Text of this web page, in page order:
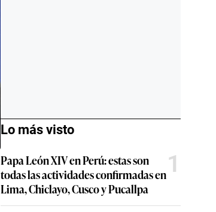
Lo más visto
Papa León XIV en Perú: estas son
todas las actividades confirmadas en
Lima, Chiclayo, Cusco y Pucallpa
1